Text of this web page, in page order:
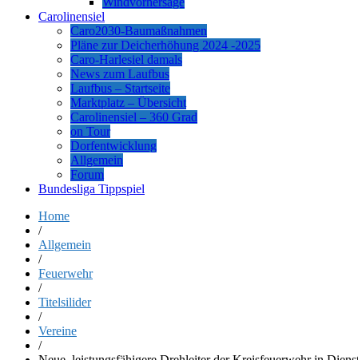
Carolinensiel
Caro2030-Baumaßnahmen
Pläne zur Deicherhöhung 2024 -2025
Caro-Harlesiel damals
News zum Laufbus
Laufbus – Startseite
Marktplatz – Übersicht
Carolinensiel – 360 Grad
on Tour
Dorfentwicklung
Allgemein
Forum
Bundesliga Tippspiel
Home
/
Allgemein
/
Feuerwehr
/
Titelsilider
/
Vereine
/